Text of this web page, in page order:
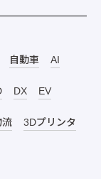
自動車 AI
DX EV
流 3Dプリンタ